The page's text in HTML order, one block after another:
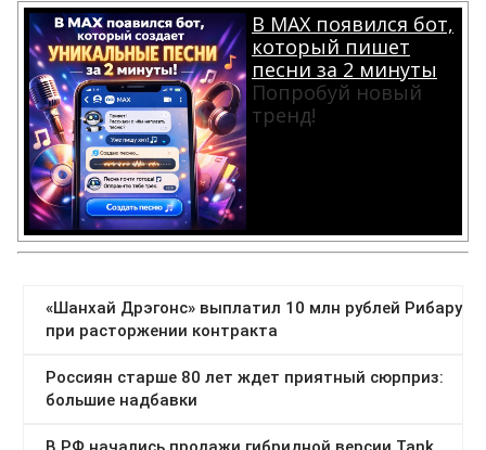
В MAX появился бот,
который пишет
песни за 2 минуты
Попробуй новый
тренд!